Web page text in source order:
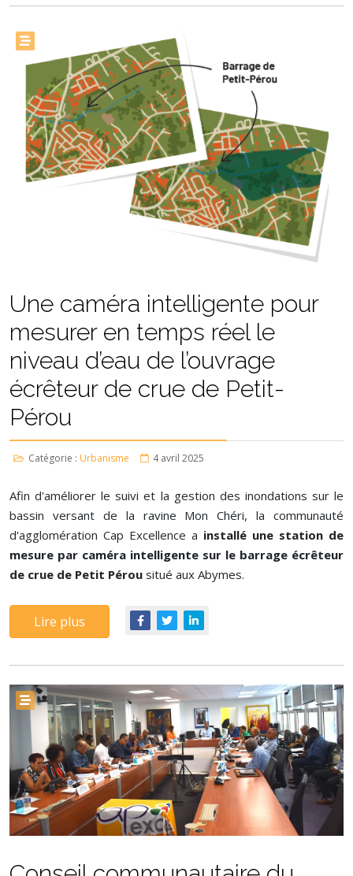
Une caméra intelligente pour
mesurer en temps réel le
niveau d’eau de l’ouvrage
écrêteur de crue de Petit-
Pérou
Catégorie : Urbanisme 4 avril 2025
Afin d'améliorer le suivi et la gestion des inondations sur le
bassin versant de la ravine Mon Chéri, la communauté
d'agglomération Cap Excellence a installé une station de
mesure par caméra intelligente sur le barrage écrêteur
de crue de Petit Pérou situé aux Abymes.
Lire plus